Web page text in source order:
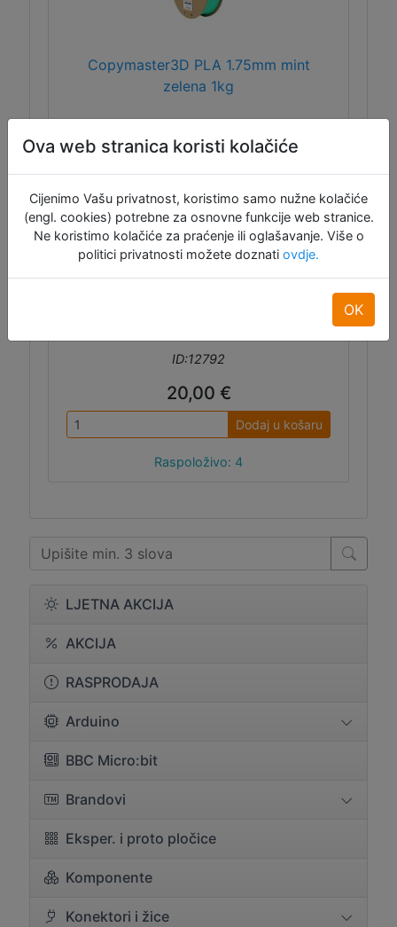
LJETNA AKCIJA
AKCIJA
RASPRODAJA
Arduino
BBC Micro:bit
Brandovi
Eksper. i proto pločice
Komponente
Konektori i žice
Copymaster3D PLA 1.75mm mint
zelena 1kg
Copymaster3D PLA 1.75mm mint zelena
ID:12792
20,00 €
Dodaj u košaru
Raspoloživo: 4
Ova web stranica koristi kolačiće
Cijenimo Vašu privatnost, koristimo samo nužne kolačiće
(engl. cookies) potrebne za osnovne funkcije web stranice.
Ne koristimo kolačiće za praćenje ili oglašavanje. Više o
politici privatnosti možete doznati ovdje.
OK